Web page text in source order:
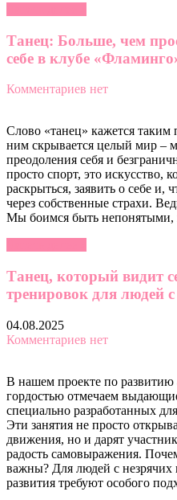
Танец: Больше, чем
себе в клубе
Комментариев нет
Слово «танец» кажется
ним скрывается целый мир –
преодоления себя и
просто спорт, это искусство,
раскрыться, заявить о себе и,
через собственные страхи.
Мы боимся быть
Танец, который видит
тренировок для людей
04.08.2025
Комментариев нет
В нашем проекте по
гордостью отмечаем
специально разработанных
Эти занятия не просто
движения, но и дарят
радость самовыражения.
важны? Для людей с незрячих
развития требуют особого